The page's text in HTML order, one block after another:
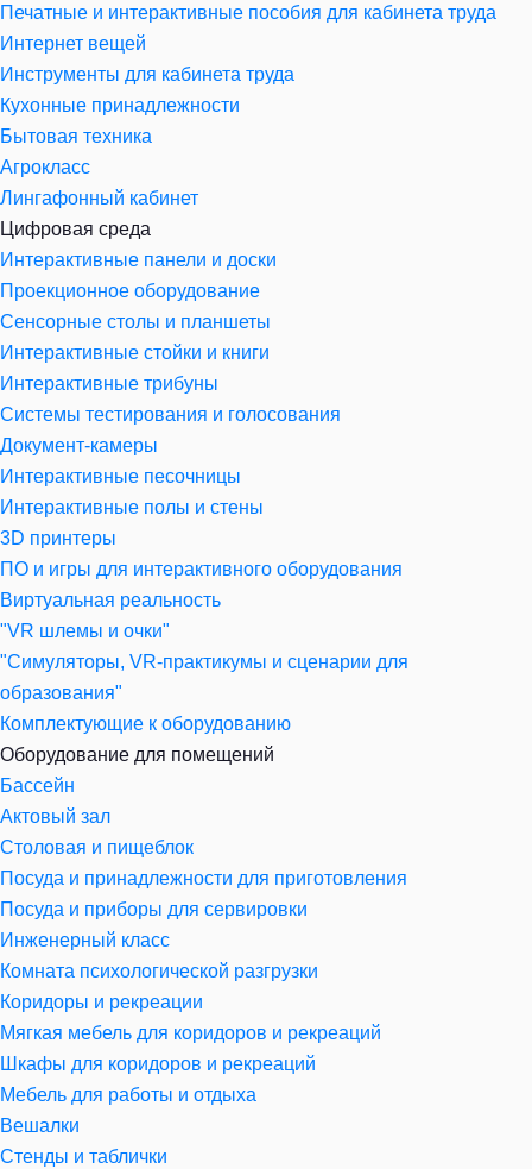
Печатные и интерактивные пособия для кабинета труда
Интернет вещей
Инструменты для кабинета труда
Кухонные принадлежности
Бытовая техника
Агрокласс
Лингафонный кабинет
Цифровая среда
Интерактивные панели и доски
Проекционное оборудование
Сенсорные столы и планшеты
Интерактивные стойки и книги
Интерактивные трибуны
Системы тестирования и голосования
Документ-камеры
Интерактивные песочницы
Интерактивные полы и стены
3D принтеры
ПО и игры для интерактивного оборудования
Виртуальная реальность
"VR шлемы и очки"
"Симуляторы, VR-практикумы и сценарии для
образования"
Комплектующие к оборудованию
Оборудование для помещений
Бассейн
Актовый зал
Столовая и пищеблок
Посуда и принадлежности для приготовления
Посуда и приборы для сервировки
Инженерный класс
Комната психологической разгрузки
Коридоры и рекреации
Мягкая мебель для коридоров и рекреаций
Шкафы для коридоров и рекреаций
Мебель для работы и отдыха
Вешалки
Стенды и таблички